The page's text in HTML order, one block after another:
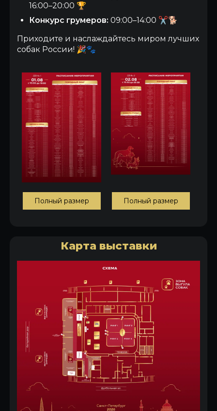
16:00–20:00 🏆
Конкурс грумеров: 09:00–14:00 ✂️🐕
Приходите и наслаждайтесь миром лучших
собак России! 🎉🐾
Полный размер Полный размер
Карта выставки